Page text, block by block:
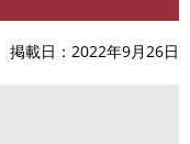
掲載日 2022年9月26日